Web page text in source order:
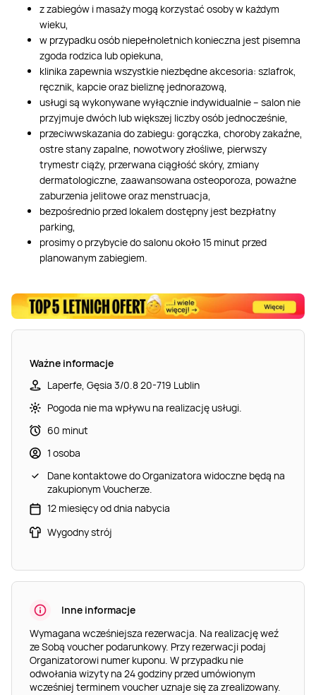
z zabiegów i masaży mogą korzystać osoby w każdym
wieku,
w przypadku osób niepełnoletnich konieczna jest pisemna
zgoda rodzica lub opiekuna,
klinika zapewnia wszystkie niezbędne akcesoria: szlafrok,
ręcznik, kapcie oraz bieliznę jednorazową,
usługi są wykonywane wyłącznie indywidualnie – salon nie
przyjmuje dwóch lub większej liczby osób jednocześnie,
przeciwwskazania do zabiegu: gorączka, choroby zakaźne,
ostre stany zapalne, nowotwory złośliwe, pierwszy
trymestr ciąży, przerwana ciągłość skóry, zmiany
dermatologiczne, zaawansowana osteoporoza, poważne
zaburzenia jelitowe oraz menstruacja,
bezpośrednio przed lokalem dostępny jest bezpłatny
parking,
prosimy o przybycie do salonu około 15 minut przed
planowanym zabiegiem.
Ważne informacje
Laperfe, Gęsia 3/0.8 20-719 Lublin
Pogoda nie ma wpływu na realizację usługi.
60 minut
1 osoba
Dane kontaktowe do Organizatora widoczne będą na
zakupionym Voucherze.
12 miesięcy od dnia nabycia
Wygodny strój
Inne informacje
Wymagana wcześniejsza rezerwacja. Na realizację weź
ze Sobą voucher podarunkowy. Przy rezerwacji podaj
Organizatorowi numer kuponu. W przypadku nie
odwołania wizyty na 24 godziny przed umówionym
wcześniej terminem voucher uznaje się za zrealizowany.